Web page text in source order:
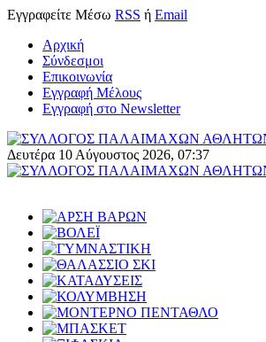
Εγγραφείτε Μέσω RSS ή Email
Αρχική
Σύνδεσμοι
Επικοινωνία
Εγγραφή Μέλους
Εγγραφή στο Newsletter
Δευτέρα 10 Αύγουστος 2026, 07:37